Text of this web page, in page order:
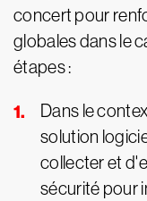
concert pour
globales dans le
étapes :
Dans le
solution
collecter et
sécurité pour